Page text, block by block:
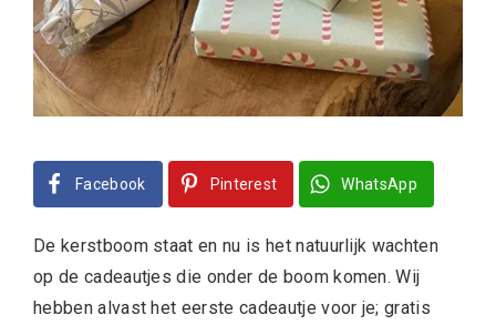
Facebook Pinterest WhatsApp
De kerstboom staat en nu is het natuurlijk wachten
op de cadeautjes die onder de boom komen. Wij
hebben alvast het eerste cadeautje voor je; gratis